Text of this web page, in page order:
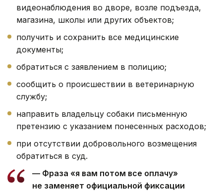
видеонаблюдения во дворе, возле подъезда,
магазина, школы или других объектов;
получить и сохранить все медицинские
документы;
обратиться с заявлением в полицию;
сообщить о происшествии в ветеринарную
службу;
направить владельцу собаки письменную
претензию с указанием понесенных расходов;
при отсутствии добровольного возмещения
обратиться в суд.
— Фраза «я вам потом все оплачу»
не заменяет официальной фиксации